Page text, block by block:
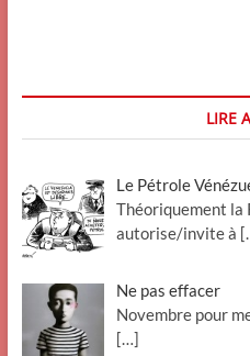
LIRE
Le Pétrole
Théoriquement la
autorise/invite à
Ne pas effacer
Novembre pour
[…]